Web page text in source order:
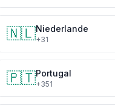
🇳🇱Niederlande
+31
🇵🇹Portugal
+351